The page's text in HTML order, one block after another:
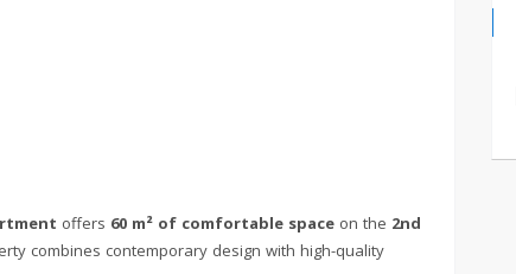
offers 60 m² of comfortable space on the 2nd
combines contemporary design with high-quality